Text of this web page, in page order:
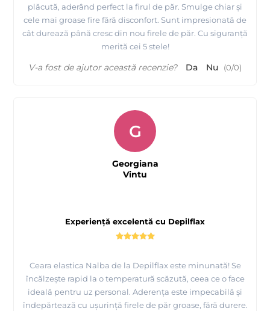
plăcută, aderând perfect la firul de păr. Smulge chiar și
cele mai groase fire fără disconfort. Sunt impresionată de
cât durează până cresc din nou firele de păr. Cu siguranță
merită cei 5 stele!
V-a fost de ajutor această recenzie? Da Nu (0/0)
Experiență excelentă cu Depilflax
Ceara elastica Nalba de la Depilflax este minunată! Se
încălzește rapid la o temperatură scăzută, ceea ce o face
ideală pentru uz personal. Aderența este impecabilă și
îndepărtează cu ușurință firele de păr groase, fără durere.
G
Georgiana
Vintu